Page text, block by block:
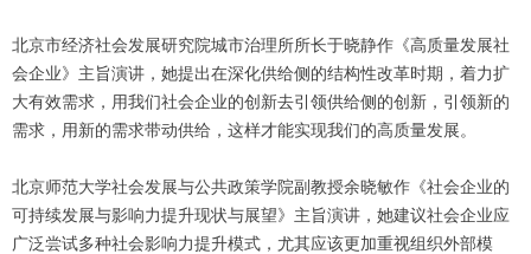
北京市经济社会发展研究院城市治理所所长于晓静作《高质量发展社
会企业》主旨演讲，她提出在深化供给侧的结构性改革时期，着力扩
大有效需求，用我们社会企业的创新去引领供给侧的创新，引领新的
需求，用新的需求带动供给，这样才能实现我们的高质量发展。
北京师范大学社会发展与公共政策学院副教授余晓敏作《社会企业的
可持续发展与影响力提升现状与展望》主旨演讲，她建议社会企业应
广泛尝试多种社会影响力提升模式，尤其应该更加重视组织外部模